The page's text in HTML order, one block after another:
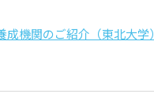
機関のご紹介（東北大学）